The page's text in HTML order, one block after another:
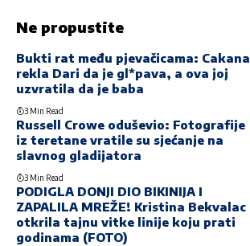
Ne propustite
Bukti rat među pjevačicama: Cakana
rekla Dari da je gl*pava, a ova joj
uzvratila da je baba
3 Min Read
Russell Crowe oduševio: Fotografije
iz teretane vratile su sjećanje na
slavnog gladijatora
3 Min Read
PODIGLA DONJI DIO BIKINIJA I
ZAPALILA MREŽE! Kristina Bekvalac
otkrila tajnu vitke linije koju prati
godinama (FOTO)